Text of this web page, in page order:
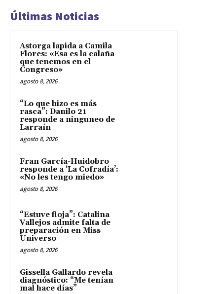
Últimas Noticias
Astorga lapida a Camila
Flores: «Esa es la calaña
que tenemos en el
Congreso»
agosto 8, 2026
“Lo que hizo es más
rasca”: Danilo 21
responde a ninguneo de
Larraín
agosto 8, 2026
Fran García-Huidobro
responde a ‘La Cofradía’:
«No les tengo miedo»
agosto 8, 2026
“Estuve floja”: Catalina
Vallejos admite falta de
preparación en Miss
Universo
agosto 8, 2026
Gissella Gallardo revela
diagnóstico: “Me tenían
mal hace días”